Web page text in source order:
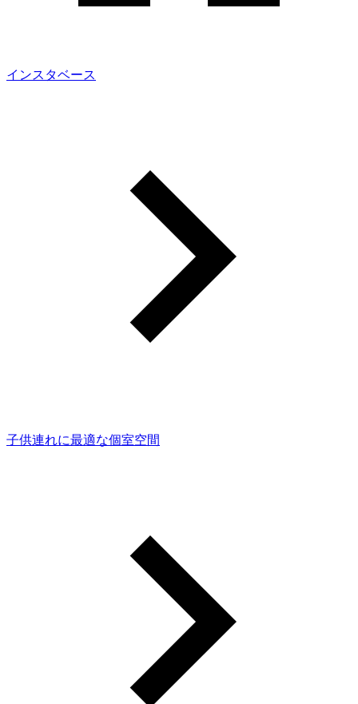
インスタベース
子供連れに最適な個室空間